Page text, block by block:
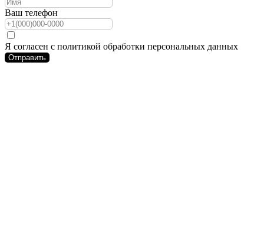
Ваш телефон
Я согласен с политикой обработки персональных данных
Отправить